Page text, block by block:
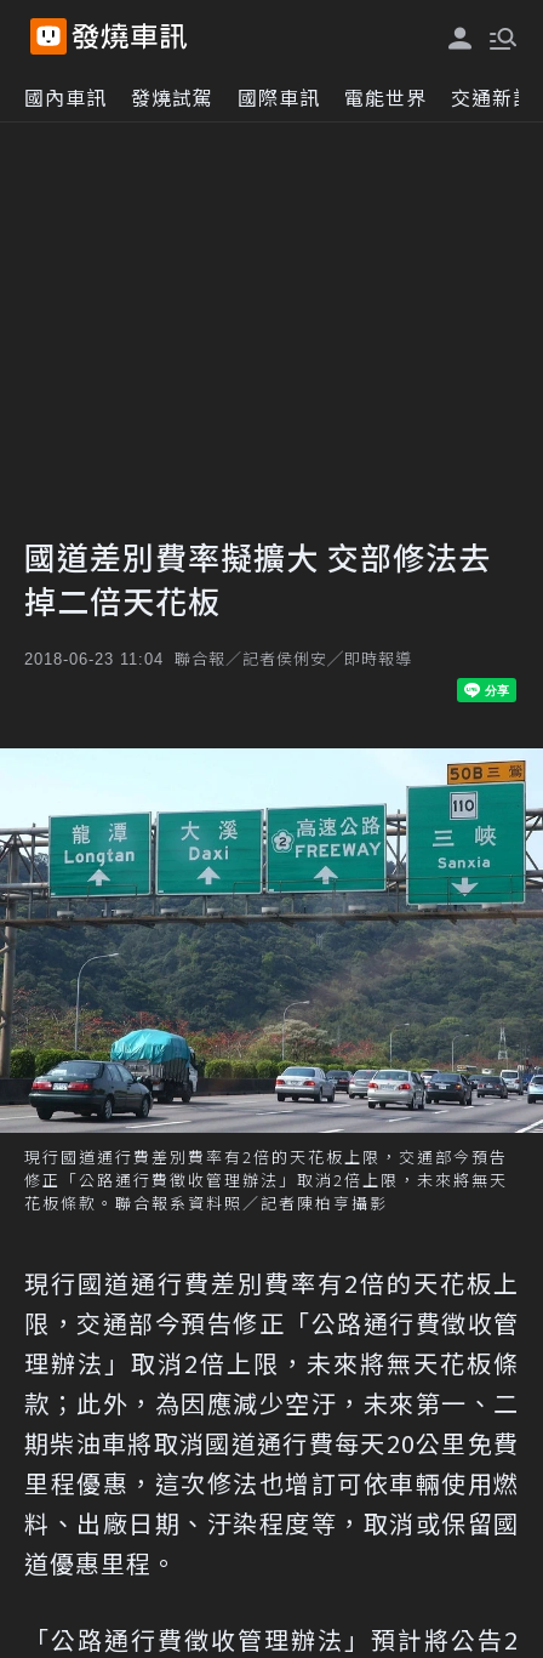
國內車訊 發燒試駕 國際車訊 電能世界 交通新訊
國道差別費率擬擴大 交部修法去
掉二倍天花板
2018-06-23 11:04 聯合報／記者侯俐安╱即時報導
現行國道通行費差別費率有2倍的天花板上限，交通部今預告
修正「公路通行費徵收管理辦法」取消2倍上限，未來將無天
花板條款。聯合報系資料照／記者陳柏亨攝影
現行國道通行費差別費率有2倍的天花板上
限，交通部今預告修正「公路通行費徵收管
理辦法」取消2倍上限，未來將無天花板條
款；此外，為因應減少空汙，未來第一、二
期柴油車將取消國道通行費每天20公里免費
里程優惠，這次修法也增訂可依車輛使用燃
料、出廠日期、汙染程度等，取消或保留國
道優惠里程。
「公路通行費徵收管理辦法」預計將公告2